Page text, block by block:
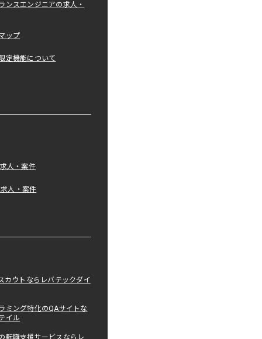
ンスエンジニアの求人・
ップ
定機能について
人・案件
人・案件
カウトならレバテックダイ
ミング特化のQAサイトな
イル
転職支援サービスならレ